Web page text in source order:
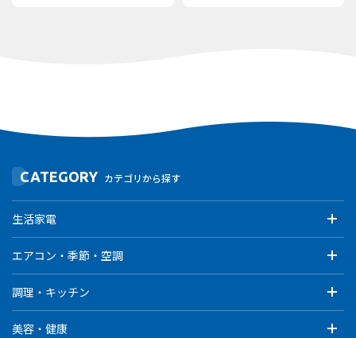
CATEGORY カテゴリから探す
生活家電
エアコン・季節・空調
調理・キッチン
美容・健康